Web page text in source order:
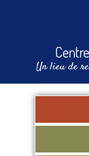
Un lieu de